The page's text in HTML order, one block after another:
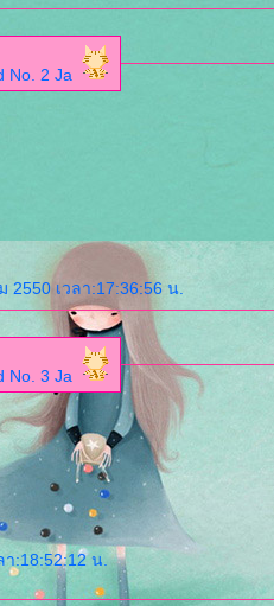
nUtJuNg FrIeNd No. 2 Ja
เวลา:17:36:56 น.
nUtJuNg FrIeNd No. 3 Ja
:18:52:12 น.